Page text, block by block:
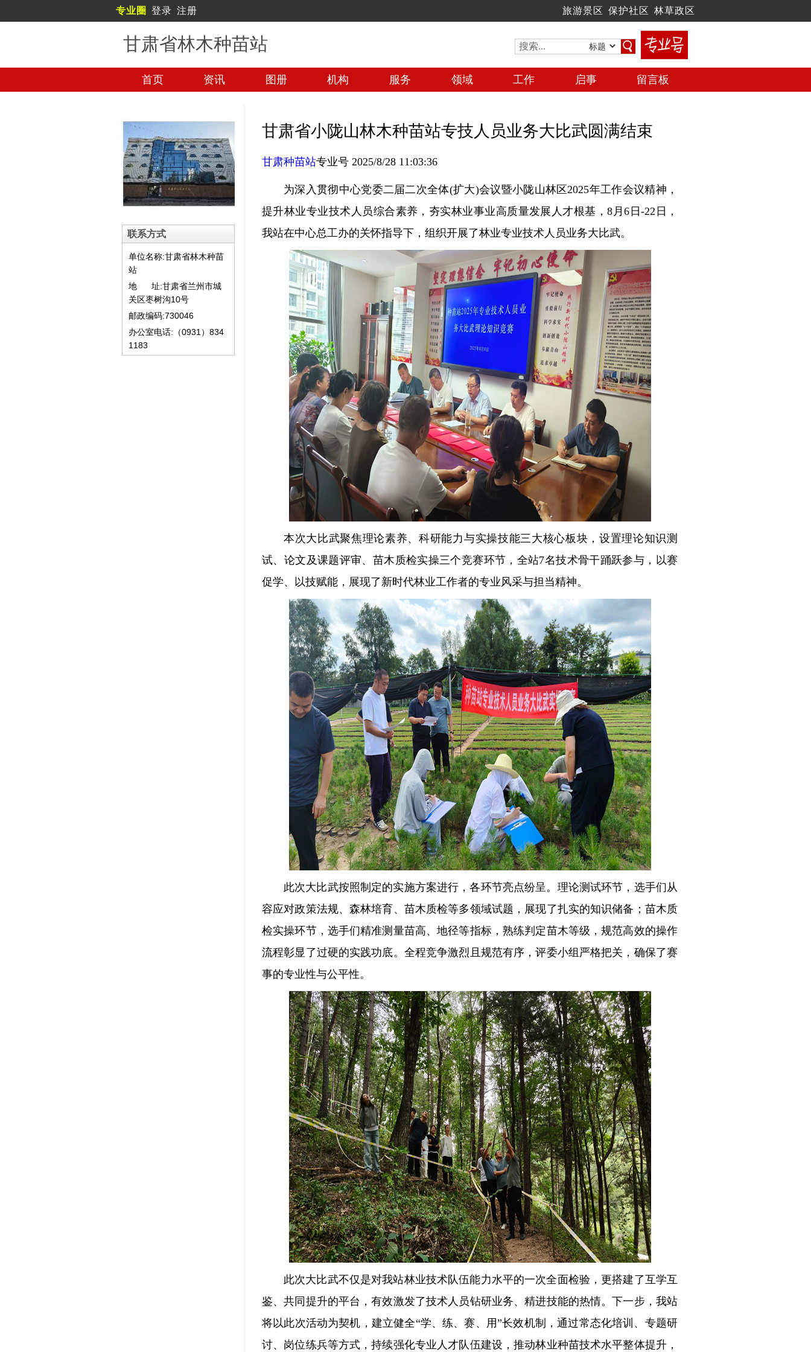
专业圈 登录 注册 旅游景区 保护社区 林草政区
甘肃省林木种苗站
首页 资讯 图册 机构 服务 领域 工作 启事 留言板
甘肃省小陇山林木种苗站专技人员业务大比武圆满结束
甘肃种苗站专业号 2025/8/28 11:03:36
为深入贯彻中心党委二届二次全体(扩大)会议暨小陇山林区2025年工作会议精神，
提升林业专业技术人员综合素养，夯实林业事业高质量发展人才根基，8月6日-22日，
我站在中心总工办的关怀指导下，组织开展了林业专业技术人员业务大比武。
本次大比武聚焦理论素养、科研能力与实操技能三大核心板块，设置理论知识测
试、论文及课题评审、苗木质检实操三个竞赛环节，全站7名技术骨干踊跃参与，以赛
促学、以技赋能，展现了新时代林业工作者的专业风采与担当精神。
此次大比武按照制定的实施方案进行，各环节亮点纷呈。理论测试环节，选手们从
容应对政策法规、森林培育、苗木质检等多领域试题，展现了扎实的知识储备；苗木质
检实操环节，选手们精准测量苗高、地径等指标，熟练判定苗木等级，规范高效的操作
流程彰显了过硬的实践功底。全程竞争激烈且规范有序，评委小组严格把关，确保了赛
事的专业性与公平性。
此次大比武不仅是对我站林业技术队伍能力水平的一次全面检验，更搭建了互学互
鉴、共同提升的平台，有效激发了技术人员钻研业务、精进技能的热情。下一步，我站
将以此次活动为契机，建立健全“学、练、赛、用”长效机制，通过常态化培训、专题研
讨、岗位练兵等方式，持续强化专业人才队伍建设，推动林业种苗技术水平整体提升，
联系方式
单位名称:甘肃省林木种苗
站
地 址:甘肃省兰州市城
关区枣树沟10号
邮政编码:730046
办公室电话:（0931）834
1183